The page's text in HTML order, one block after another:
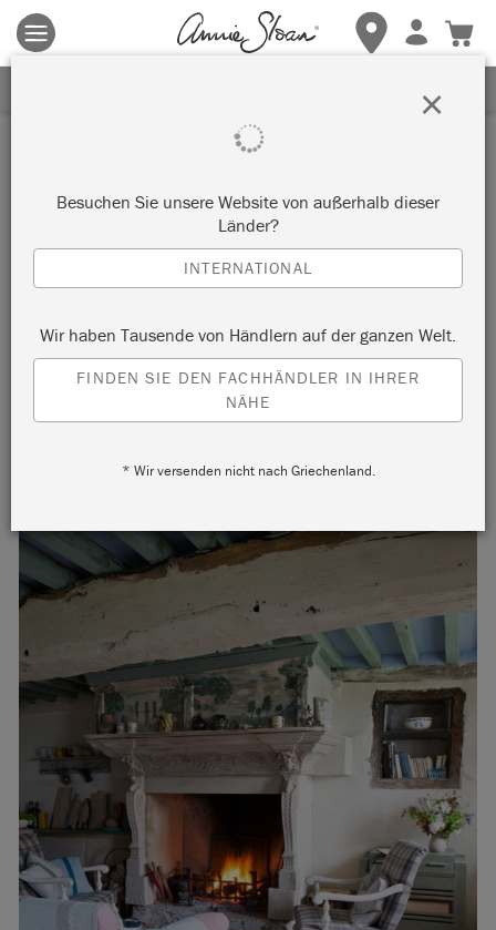
Es gelten die allgemeinen Geschäftsbedingungen.
hierfür weitere Informationen.
Inspiration
RUSTIC FRENCH SITTING
ROOM
Besuchen Sie unsere Website von außerhalb dieser
Länder?
INTERNATIONAL
Wir haben Tausende von Händlern auf der ganzen Welt.
FINDEN SIE DEN FACHHÄNDLER IN IHRER
NÄHE
* Wir versenden nicht nach Griechenland.
×